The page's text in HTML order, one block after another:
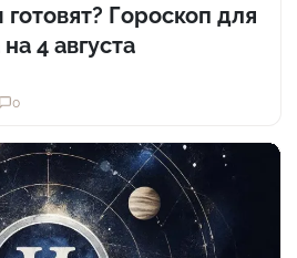
Гороскоп для
4 августа
0